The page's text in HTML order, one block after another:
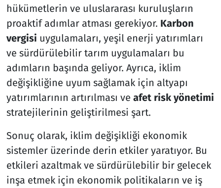
hükümetlerin ve uluslararası kuruluşların
proaktif adımlar atması gerekiyor. Karbon
vergisi uygulamaları, yeşil enerji yatırımları
ve sürdürülebilir tarım uygulamaları bu
adımların başında geliyor. Ayrıca, iklim
değişikliğine uyum sağlamak için altyapı
yatırımlarının artırılması ve afet risk yönetimi
stratejilerinin geliştirilmesi şart.
Sonuç olarak, iklim değişikliği ekonomik
sistemler üzerinde derin etkiler yaratıyor. Bu
etkileri azaltmak ve sürdürülebilir bir gelecek
inşa etmek için ekonomik politikaların ve iş